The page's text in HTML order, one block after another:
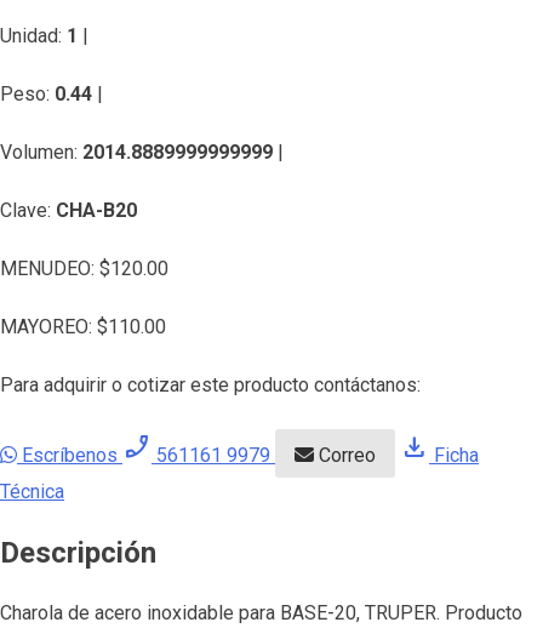
Unidad: 1 |
Peso: 0.44 |
Volumen: 2014.8889999999999 |
Clave: CHA-B20
MENUDEO: $120.00
MAYOREO: $110.00
Para adquirir o cotizar este producto contáctanos:
Escríbenos phone_enabled 561161 9979 Correo download Ficha
Técnica
Descripción
Charola de acero inoxidable para BASE-20, TRUPER. Producto